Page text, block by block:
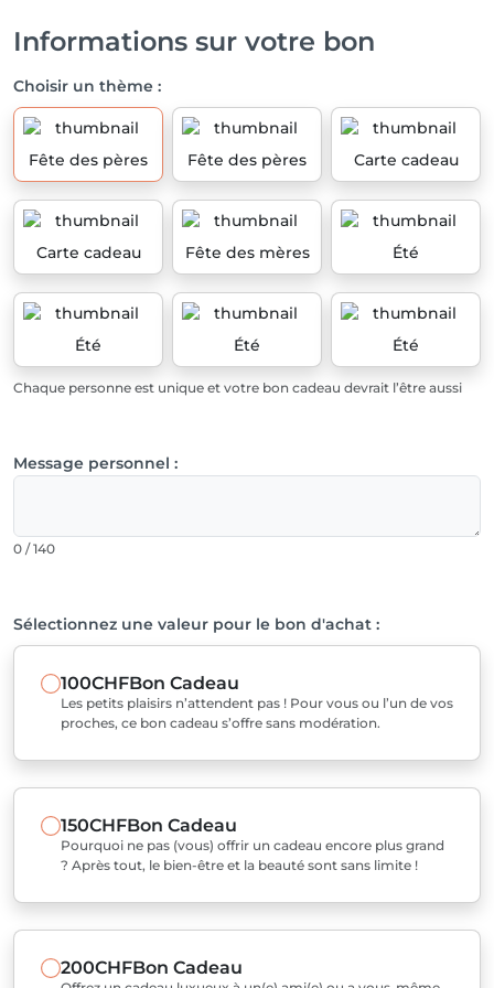
Informations sur votre bon
Choisir un thème :
Fête des pères Fête des pères Carte cadeau
Carte cadeau Fête des mères Été
Été Été Été
Chaque personne est unique et votre bon cadeau devrait l’être aussi
Message personnel :
0 / 140
Sélectionnez une valeur pour le bon d'achat :
100CHFBon Cadeau
Les petits plaisirs n’attendent pas ! Pour vous ou l’un de vos
proches, ce bon cadeau s’offre sans modération.
150CHFBon Cadeau
Pourquoi ne pas (vous) offrir un cadeau encore plus grand
? Après tout, le bien-être et la beauté sont sans limite !
200CHFBon Cadeau